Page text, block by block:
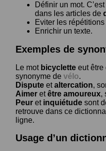
Définir un mot.
dans les articles de
Eviter les
Enrichir un texte.
Exemples de
Le mot bicyclette eut être
synonyme de vélo.
Dispute etaltercation,
Aimer etêtre amoureux,
Peur et inquiétude sont
retrouve dans ce
ligne.
Usage d’un